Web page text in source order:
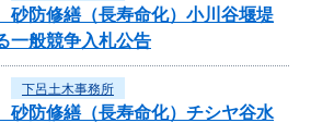
砂防修繕（長寿命化）小川谷堰堤
般競争入札公告
下呂土木事務所
砂防修繕（長寿命化）チシヤ谷水